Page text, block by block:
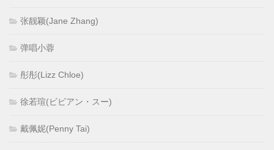
张靓颖(Jane Zhang)
弹唱小蓉
彤彤(Lizz Chloe)
徐若瑄(ビビアン・スー)
戴佩妮(Penny Tai)